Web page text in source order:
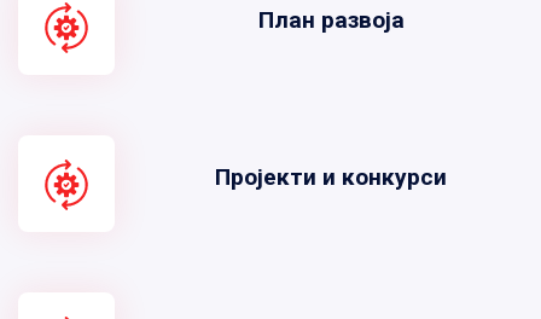
План развоја
Пројекти и конкурси